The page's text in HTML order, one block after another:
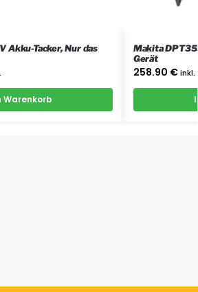
Akku-Tacker, Nur das
Warenkorb
Makita DPT353Z 18V Akku-Tacker,
Gerät
258.90 € inkl.